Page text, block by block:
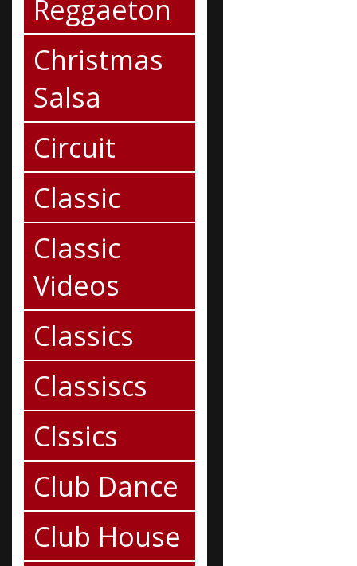
Reggaeton
Christmas
Salsa
Circuit
Classic
Classic
Videos
Classics
Classiscs
Clssics
Club Dance
Club House